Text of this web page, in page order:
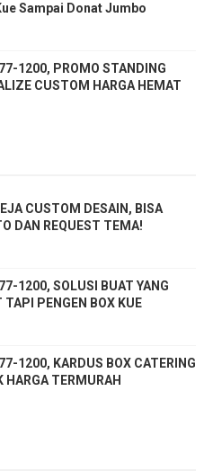
Sampai Donat Jumbo
1200, PROMO STANDING
CUSTOM HARGA HEMAT
CUSTOM DESAIN, BISA
DAN REQUEST TEMA!
1200, SOLUSI BUAT YANG
TAPI PENGEN BOX KUE
1200, KARDUS BOX CATERING
HARGA TERMURAH